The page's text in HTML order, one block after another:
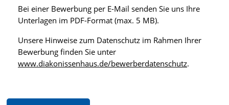
Bei einer Bewerbung per E-Mail senden Sie uns Ihre
Unterlagen im PDF-Format (max. 5 MB).
Unsere Hinweise zum Datenschutz im Rahmen Ihrer
Bewerbung finden Sie unter
www.diakonissenhaus.de/bewerberdatenschutz.